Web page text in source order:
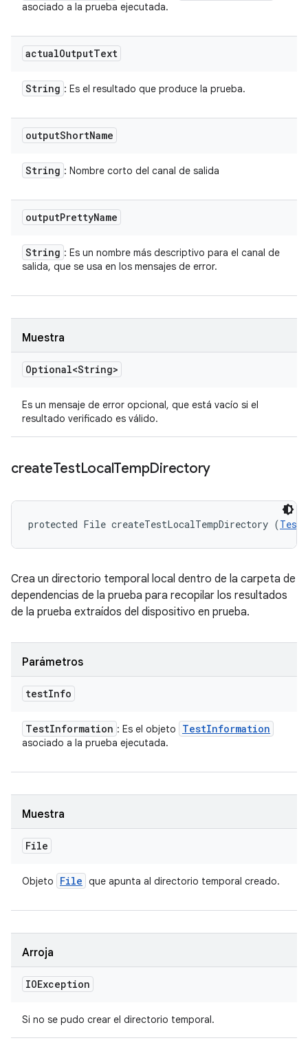
asociado a la prueba ejecutada.
actualOutputText
String : Es el resultado que produce la prueba.
outputShortName
String : Nombre corto del canal de salida
outputPrettyName
String : Es un nombre más descriptivo para el canal de
salida, que se usa en los mensajes de error.
Muestra
Optional<String>
Es un mensaje de error opcional, que está vacío si el
resultado verificado es válido.
createTestLocalTempDirectory
protected File createTestLocalTempDirectory (
Crea un directorio temporal local dentro de la carpeta de
dependencias de la prueba para recopilar los resultados
de la prueba extraídos del dispositivo en prueba.
Parámetros
testInfo
TestInformation : Es el objeto TestInformation
asociado a la prueba ejecutada.
Muestra
File
Objeto File que apunta al directorio temporal creado.
Arroja
IOException
Si no se pudo crear el directorio temporal.